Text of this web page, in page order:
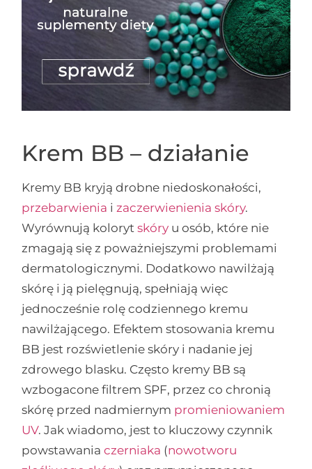
Krem BB – działanie
Kremy BB kryją drobne niedoskonałości,
przebarwienia izaczerwienienia skóry.
Wyrównują kolorytskóry u osób, które nie
zmagają się z poważniejszymi problemami
dermatologicznymi. Dodatkowo nawilżają
skórę i ją pielęgnują, spełniają więc
jednocześnie rolę codziennego kremu
nawilżającego. Efektem stosowania kremu
BB jest rozświetlenie skóry i nadanie jej
zdrowego blasku. Często kremy BB są
wzbogacone filtrem SPF, przez co chronią
skórę przed nadmiernym promieniowaniem
UV. Jak wiadomo, jest to kluczowy czynnik
powstawaniaczerniaka (nowotworu